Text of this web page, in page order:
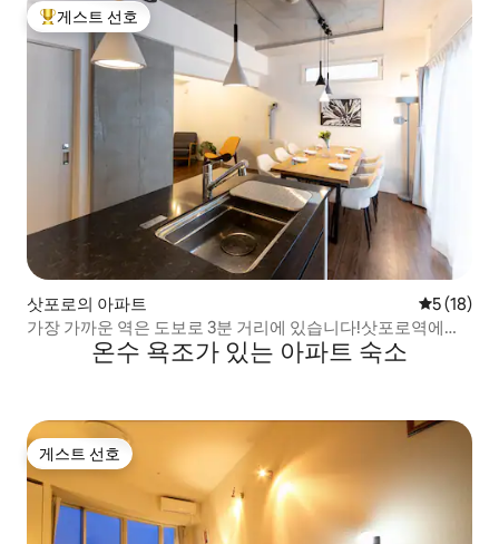
상위 게스트 선호
게스트 선호
삿포로의 아파트 평점 5점
5 (18)
가장 가까운 역은 도보로 3분 거리에 있습니다!삿포로역에서
4정거장(8분) 거리!대형 마트, 약국, 초밥집, 편의점이 모두 3
분 거리에 있습니다!
온수 욕조가 있는 아파트 숙소
게스트 선호
게스트 선호